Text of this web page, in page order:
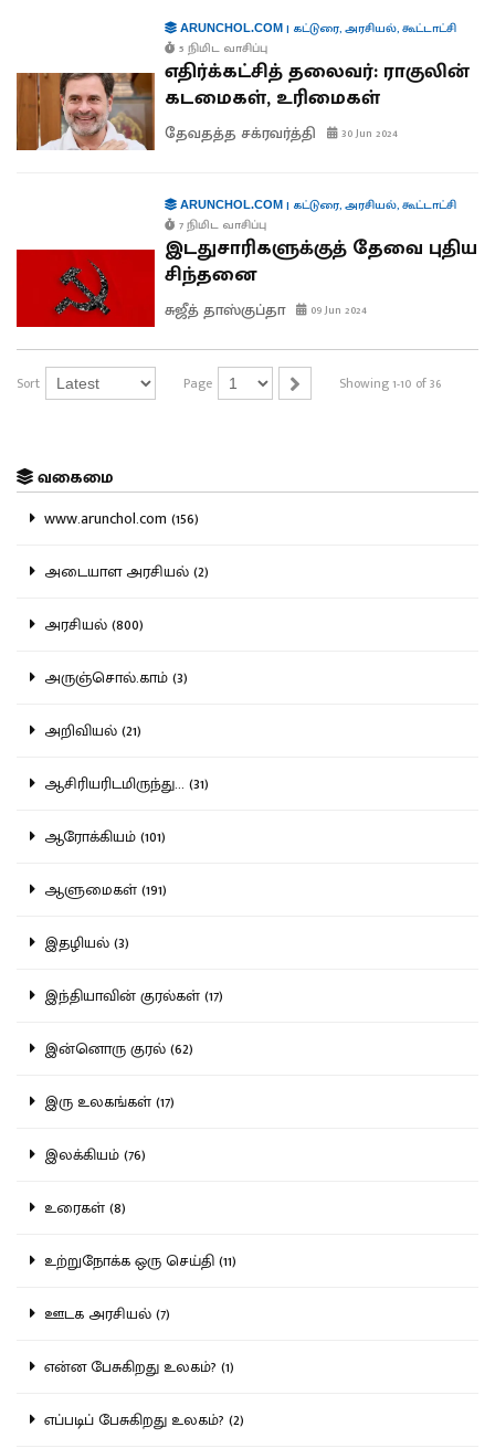
ARUNCHOL.COM| கட்டுரை,அரசியல்,கூட்டாட்சி
5 நிமிட வாசிப்பு
எதிர்க்கட்சித் தலைவர்: ராகுலின்
கடமைகள், உரிமைகள்
தேவதத்த சக்ரவர்த்தி 30 Jun 2024
ARUNCHOL.COM| கட்டுரை,அரசியல்,கூட்டாட்சி
7 நிமிட வாசிப்பு
இடதுசாரிகளுக்குத் தேவை புதிய
சிந்தனை
சுஜீத் தாஸ்குப்தா 09 Jun 2024
Sort Page Showing 1-10 of 36
வகைமை
www.arunchol.com (156)
அடையாள அரசியல் (2)
அரசியல் (800)
அருஞ்சொல்.காம் (3)
அறிவியல் (21)
ஆசிரியரிடமிருந்து... (31)
ஆரோக்கியம் (101)
ஆளுமைகள் (191)
இதழியல் (3)
இந்தியாவின் குரல்கள் (17)
இன்னொரு குரல் (62)
இரு உலகங்கள் (17)
இலக்கியம் (76)
உரைகள் (8)
உற்றுநோக்க ஒரு செய்தி (11)
ஊடக அரசியல் (7)
என்ன பேசுகிறது உலகம்? (1)
எப்படிப் பேசுகிறது உலகம்? (2)